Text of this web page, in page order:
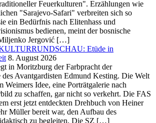
Feuerkulturen". Erzählungen wie
"Sarajevo-Safari" verbreiten sich so
ein Bedürfnis nach Elitenhass und
bedienen, meint der bosnische
Jergović […]
Etüde in
8. August 2026
in Moritzburg der Farbpracht der
Avantgardisten Edmund Kesting. Die Welt
Weimers Idee, eine Porträtgalerie nach
zu schaffen, gar nicht so verkehrt. Die FAS
erst jetzt entdeckten Drehbuch von Heiner
Müller bereit war, den Aufbau des
zu begleiten. Die SZ […]